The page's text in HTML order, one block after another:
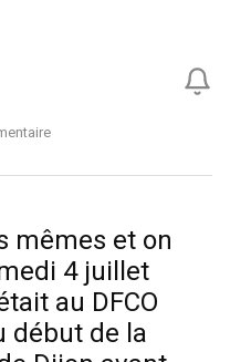
mêmes et on
4 juillet
au DFCO
début de la